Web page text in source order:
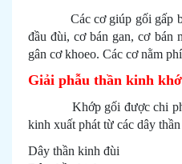
Các cơ giúp gối gấp
đầu đùi, cơ bán gan, cơ bán
gân cơ khoeo. Các cơ nằm
Giải phẫu thần kinh
Khớp gối được chi phối
kinh xuất phát từ các dây
Dây thần kinh đùi